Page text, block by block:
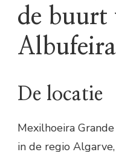
de buurt
De locatie
Mexilhoeira
in de regio